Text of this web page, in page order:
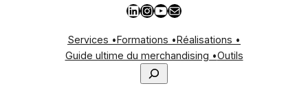
LinkedIn
Instagram
YouTube
E-mail
Services •Formations •Réalisations •
Guide ultime du merchandising •Outils
Rechercher